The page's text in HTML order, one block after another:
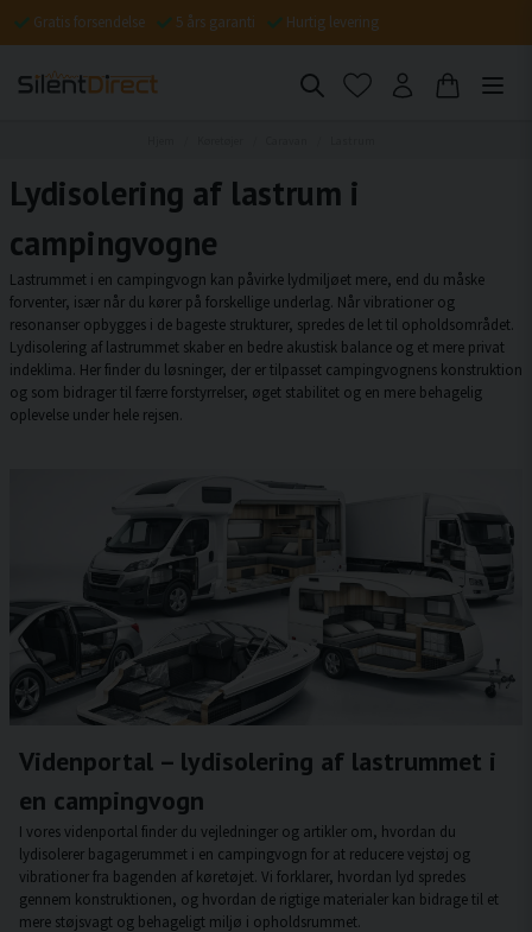
Gratis forsendelse 5 års garanti Hurtig levering
Lydisolering af lastrum i
campingvogne
Lastrummet i en campingvogn kan påvirke lydmiljøet mere, end du måske
forventer, især når du kører på forskellige underlag. Når vibrationer og
resonanser opbygges i de bageste strukturer, spredes de let til opholdsområdet.
Lydisolering af lastrummet skaber en bedre akustisk balance og et mere privat
indeklima. Her finder du løsninger, der er tilpasset campingvognens konstruktion
og som bidrager til færre forstyrrelser, øget stabilitet og en mere behagelig
oplevelse under hele rejsen.
Videnportal – lydisolering af lastrummet i
en campingvogn
I vores videnportal finder du vejledninger og artikler om, hvordan du
lydisolerer bagagerummet i en campingvogn for at reducere vejstøj og
vibrationer fra bagenden af køretøjet. Vi forklarer, hvordan lyd spredes
gennem konstruktionen, og hvordan de rigtige materialer kan bidrage til et
mere støjsvagt og behageligt miljø i opholdsrummet.